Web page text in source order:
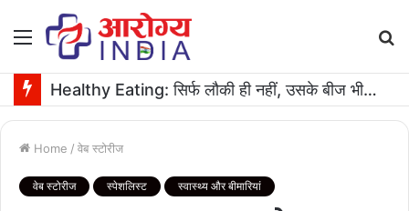
Menu
Healthy Eating: सिर्फ लौकी ही नहीं, उसके बीज भी हैं काम के! फायदे मिलेंगे कमाल के!
Home / वेब स्टोरीज
वेब स्टोरीज स्पेशलिस्ट स्वास्थ्य और बीमारियां